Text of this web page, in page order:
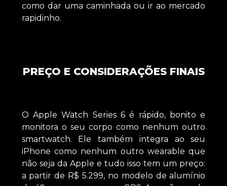
como dar uma caminhada ou ir ao mercado
rapidinho.
PREÇO E CONSIDERAÇÕES FINAIS
O Apple Watch Series 6 é rápido, bonito e
monitora o seu corpo como nenhum outro
smartwatch. Ele também integra ao seu
iPhone como nenhum outro wearable que
não seja da Apple e tudo isso tem um preço:
a partir de R$ 5.299, no modelo de alumínio